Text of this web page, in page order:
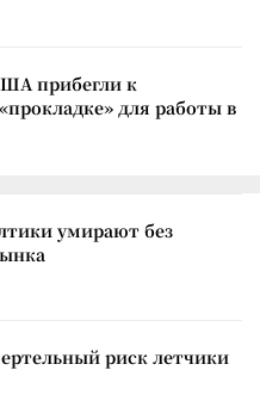
прибегли к
для работы в
умирают без
риск летчики